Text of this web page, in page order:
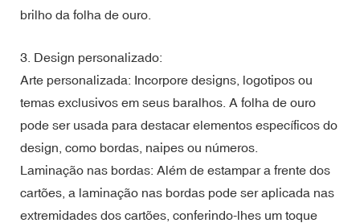
brilho da folha de ouro.
3. Design personalizado:
Arte personalizada: Incorpore designs, logotipos ou
temas exclusivos em seus baralhos. A folha de ouro
pode ser usada para destacar elementos específicos do
design, como bordas, naipes ou números.
Laminação nas bordas: Além de estampar a frente dos
cartões, a laminação nas bordas pode ser aplicada nas
extremidades dos cartões, conferindo-lhes um toque